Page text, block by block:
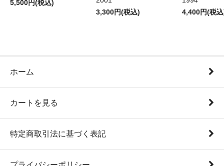
5,500円(税込)
3,300円(税込)
4,400円(税
ホーム
カートを見る
特定商取引法に基づく表記